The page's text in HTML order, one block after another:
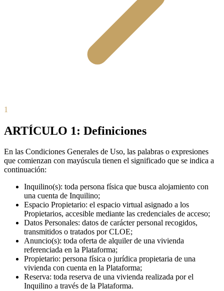
1
ARTÍCULO 1: Definiciones
En las Condiciones Generales de Uso, las palabras o expresiones
que comienzan con mayúscula tienen el significado que se indica a
continuación:
Inquilino(s): toda persona física que busca alojamiento con
una cuenta de Inquilino;
Espacio Propietario: el espacio virtual asignado a los
Propietarios, accesible mediante las credenciales de acceso;
Datos Personales: datos de carácter personal recogidos,
transmitidos o tratados por CLOE;
Anuncio(s): toda oferta de alquiler de una vivienda
referenciada en la Plataforma;
Propietario: persona física o jurídica propietaria de una
vivienda con cuenta en la Plataforma;
Reserva: toda reserva de una vivienda realizada por el
Inquilino a través de la Plataforma.